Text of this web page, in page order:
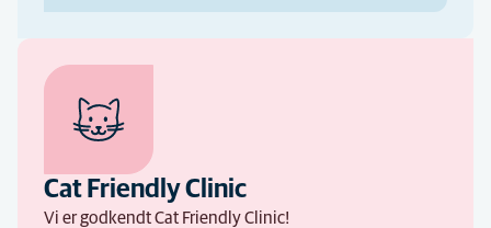
Cat Friendly Clinic
Vi er godkendt Cat Friendly Clinic!